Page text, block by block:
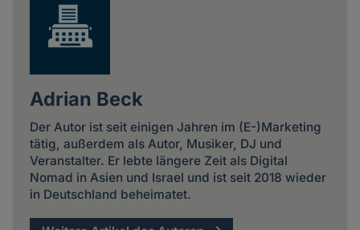
Adrian Beck
Der Autor ist seit einigen Jahren im (E-)Marketing
tätig, außerdem als Autor, Musiker, DJ und
Veranstalter. Er lebte längere Zeit als Digital
Nomad in Asien und Israel und ist seit 2018 wieder
in Deutschland beheimatet.